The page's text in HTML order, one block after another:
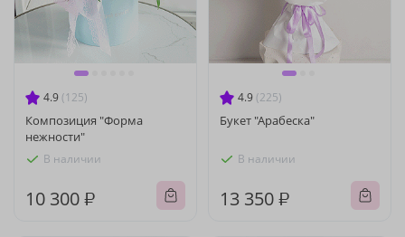
4.9 (125)
Композиция "Форма
нежности"
В наличии
10 300 ₽
4.9 (225)
Букет "Арабеска"
В наличии
13 350 ₽